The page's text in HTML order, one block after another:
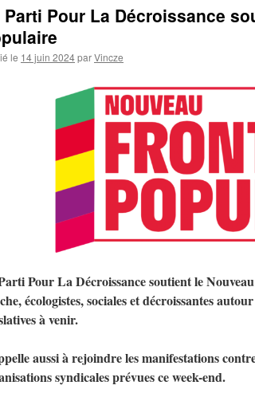
Parti Pour La Décroissance
le 14 juin 2024parVincze
Pour La Décroissance soutient le
écologistes, sociales et décroissantes
à venir.
aussi à rejoindre les manifestations
syndicales prévues ce week-end.